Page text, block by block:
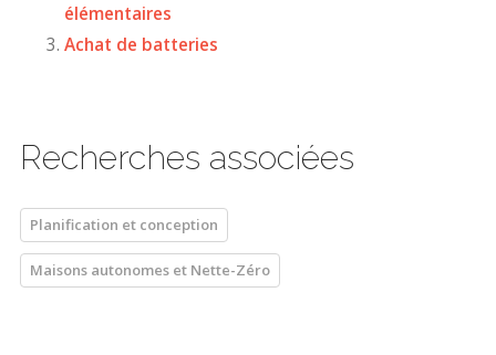
élémentaires
Achat de batteries
Recherches associées
Planification et conception
Maisons autonomes et Nette-Zéro